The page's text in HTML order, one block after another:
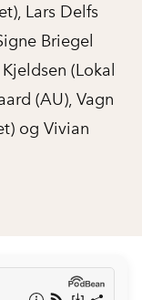
Lars Delfs
Briegel
(Lokal
(AU), Vagn
og Vivian